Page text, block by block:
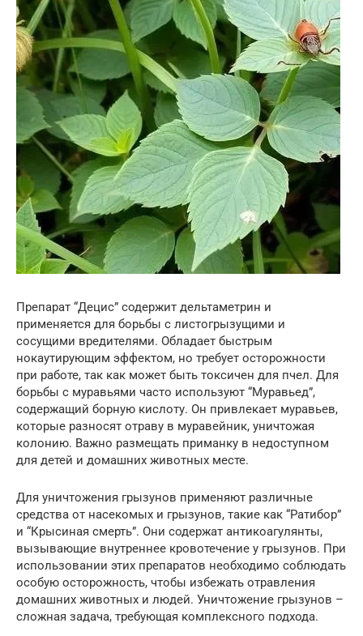
Препарат “Децис” содержит дельтаметрин и
применяется для борьбы с листогрызущими и
сосущими вредителями. Обладает быстрым
нокаутирующим эффектом, но требует осторожности
при работе, так как может быть токсичен для пчел. Для
борьбы с муравьями часто используют “Муравьед”,
содержащий борную кислоту. Он привлекает муравьев,
которые разносят отраву в муравейник, уничтожая
колонию. Важно размещать приманку в недоступном
для детей и домашних животных месте.
Для уничтожения грызунов применяют различные
средства от насекомых и грызунов, такие как “Ратибор”
и “Крысиная смерть”. Они содержат антикоагулянты,
вызывающие внутреннее кровотечение у грызунов. При
использовании этих препаратов необходимо соблюдать
особую осторожность, чтобы избежать отравления
домашних животных и людей. Уничтожение грызунов –
сложная задача, требующая комплексного подхода.